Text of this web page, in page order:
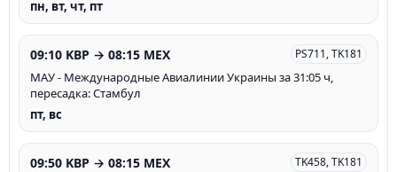
пн, вт, чт, пт
09:10 KBP → 08:15 MEX PS711, TK181
МАУ - Международные Авиалинии Украины за 31:05 ч,
пересадка: Стамбул
пт, вс
09:50 KBP → 08:15 MEX TK458, TK181